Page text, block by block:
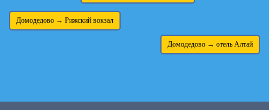
Домодедово → Рижский вокзал
Домодедово → отель Алтай